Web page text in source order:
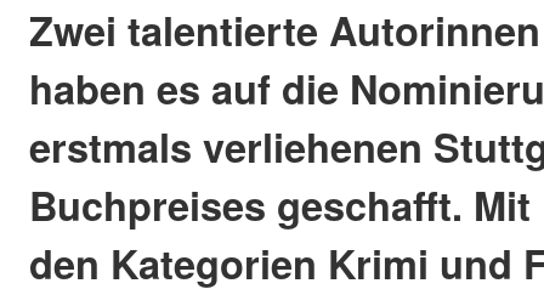
Zwei talentierte
haben es auf die
erstmals verliehenen
Buchpreises geschafft.
den Kategorien Krimi und